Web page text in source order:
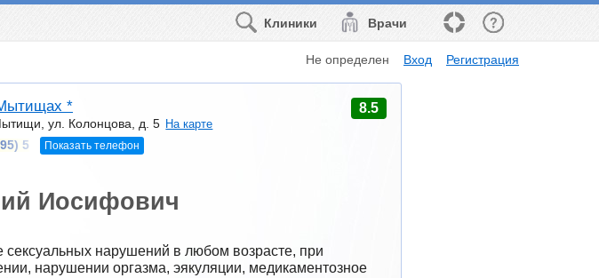
Врачи
Клиники
Не определен Вход Регистрация
*
ул. Колонцова, д. 5 На карте
5 Показать телефон
8.5
Иосифович
сексуальных нарушений в любом возрасте, при
нарушении оргазма, эякуляции, медикаментозное